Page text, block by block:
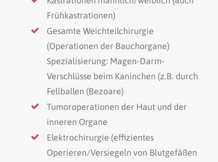
Frühkastrationen)
Gesamte Weichteilchirurgie
(Operationen der Bauchorgane)
Spezialisierung: Magen-Darm-
Verschlüsse beim Kaninchen (z.B. durch
Fellballen (Bezoare)
Tumoroperationen der Haut und der
inneren Organe
Elektrochirurgie (effizientes
Operieren/Versiegeln von Blutgefäßen